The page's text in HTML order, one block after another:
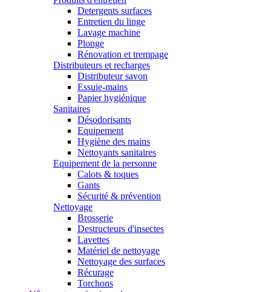
Detergents surfaces
Entretien du linge
Lavage machine
Plonge
Rénovation et trempage
Distributeurs et recharges
Distributeur savon
Essuie-mains
Papier hygiénique
Sanitaires
Désodorisants
Equipement
Hygiène des mains
Nettoyants sanitaires
Equipement de la personne
Calots & toques
Gants
Sécurité & prévention
Nettoyage
Brosserie
Destructeurs d'insectes
Lavettes
Matériel de nettoyage
Nettoyage des surfaces
Récurage
Torchons